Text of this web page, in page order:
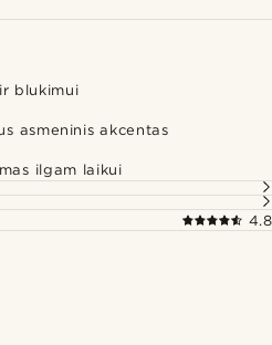
blukimui
asmeninis akcentas
ilgam laikui
4.8